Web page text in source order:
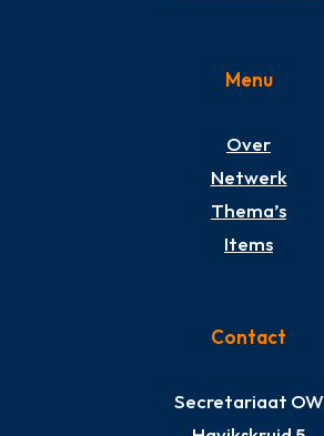
Menu
Over
Netwerk
Thema’s
Items
Contact
Secretariaat OW